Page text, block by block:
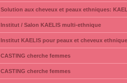
Solution aux cheveux et peaux ethniques:
Institut / Salon KAELIS multi-ethnique
Institut KAELIS pour peaux et cheveux
CASTING cherche femmes
CASTING cherche femmes